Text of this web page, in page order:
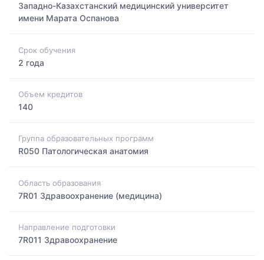
Западно-Казахстанский медицинский университет
имени Марата Оспанова
Срок обучения
2 года
Объем кредитов
140
Группа образовательных программ
R050 Патологическая анатомия
Область образования
7R01 Здравоохранение (медицина)
Направление подготовки
7R011 Здравоохранение